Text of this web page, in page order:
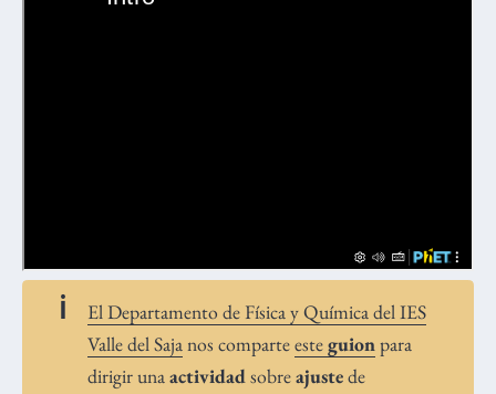
El Departamento de Física y Química del IES
Valle del Sajanos comparteesteguionpara
dirigir unaactividadsobreajustede